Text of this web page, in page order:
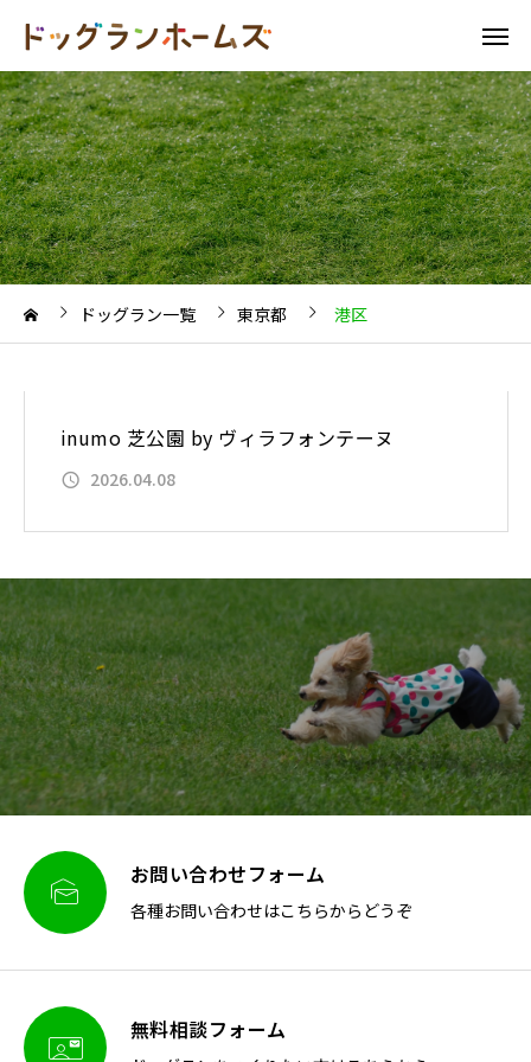
ドッグラン一覧 東京都 港区
inumo 芝公園 by ヴィラフォンテーヌ
2026.04.08
 お問い合わせフォーム
各種お問い合わせはこちらからどうぞ
 無料相談フォーム